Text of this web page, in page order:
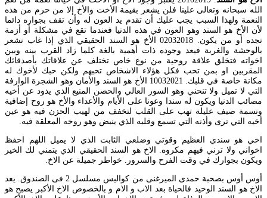
الله سبحانه وتعالى علينا فلن يشعر بقيمة الأخت والأخ إلا من حرم من هذه
النعمة ولهذا السبب يجب عليك أن تقدم يد العون له وأن تقف بجواره دائما
لأن الأخ هو السند وهو العون في هذه الدنيا فعندما تقع في مشكلة أو أزمة
تجده أو من يكون. 02032018 الأخ هو السند الحقيقي الذي إذا غاب نشعر
بالوحشة والغربة فيعد وجوده ذات أهمية بالغة كلما زاد القرب بينه وبين
اخواته فتخلق علاقة روحية من نوع خاص تختلف عن علاقاتك بأصدقائك
المقربين او بمن تحب فكل هؤلاء الاشخاص تحبهم ولكن حبك لأخوك له
مكانة خاصة في قلبك. 10032021 الأخ هو السند والأمان وهو الشجرة الوارفة
التي لا تميل ولا تنحني وهو السور العالي والحصن المنيع الذي يذود عن أخيه
مصائب الدنيا ويكون له سندا وعونا على الأيام والأعداء والأخ هو روح إضافية
ونسمة صيف عليلة تهب على القلب لتخفف من لهيب الحزن فيه هو عين
أخيه التي ترى وأذنه التي تسمع وقلبه الذي ينبض وهو روحه المعلقة فيه.
اخي هو سندي العظيم وقوتي وضلعي الثابت الذي لا يميل اللهم احفظ
اخواني ولا ترني فيهم مكروه. الاخ هو السند الحقيقي الذي يتمني لك الخير
ويكون بجوارك في وقت الفرح والسرور. خواطر جميلة عن الاخ.
أوس أوس بصحبة حمدى الميرغنى من كواليس مسلسل 2 فى الصندوق. يعد
الاخ هو السند الوحيد فالحياة بعد الاب و الام و بالخصوص الاخ الأكبر يصبح هو